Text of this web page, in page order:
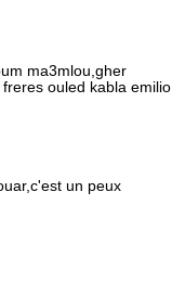
ma3mlou,gher
ouled kabla emilio
un peux